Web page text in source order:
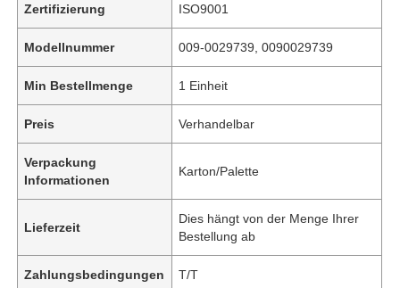
Zertifizierung ISO9001
Modellnummer 009-0029739, 0090029739
Min Bestellmenge 1 Einheit
Preis Verhandelbar
Verpackung
Informationen
Karton/Palette
Lieferzeit
Dies hängt von der Menge Ihrer
Bestellung ab
Zahlungsbedingungen T/T